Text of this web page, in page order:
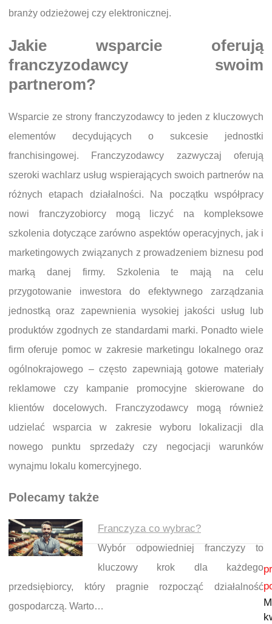
branży odzieżowej czy elektronicznej.
Jakie wsparcie oferują
franczyzodawcy swoim
partnerom?
Wsparcie ze strony franczyzodawcy to jeden z kluczowych
elementów decydujących o sukcesie jednostki
franchisingowej. Franczyzodawcy zazwyczaj oferują
szeroki wachlarz usług wspierających swoich partnerów na
różnych etapach działalności. Na początku współpracy
nowi franczyzobiorcy mogą liczyć na kompleksowe
szkolenia dotyczące zarówno aspektów operacyjnych, jak i
marketingowych związanych z prowadzeniem biznesu pod
marką danej firmy. Szkolenia te mają na celu
przygotowanie inwestora do efektywnego zarządzania
jednostką oraz zapewnienia wysokiej jakości usług lub
produktów zgodnych ze standardami marki. Ponadto wiele
firm oferuje pomoc w zakresie marketingu lokalnego oraz
ogólnokrajowego – często zapewniają gotowe materiały
reklamowe czy kampanie promocyjne skierowane do
klientów docelowych. Franczyzodawcy mogą również
udzielać wsparcia w zakresie wyboru lokalizacji dla
nowego punktu sprzedaży czy negocjacji warunków
wynajmu lokalu komercyjnego.
Polecamy także
Franczyza co wybrac?
Wybór odpowiedniej franczyzy to
kluczowy krok dla każdego
przedsiębiorcy, który pragnie rozpocząć działalność
gospodarczą. Warto…
Nawigacja wpisu